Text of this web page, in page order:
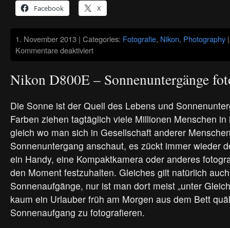
Facebook
X
1. November 2013 | Categories: Fotografie, Nikon, Photography
Kommentare deaktiviertfür
Nikon
Nikon D800E – Sonnenuntergänge
Die Sonne ist der Quell des Lebens und
Farben ziehen tagtäglich viele Millionen Menschen
gleich wo man sich in Gesellschaft anderer
Sonnenuntergang anschaut, es zückt immer wieder
ein Handy, eine Kompaktkamera oder anderes
den Moment festzuhalten. Gleiches gilt natürlich
Sonnenaufgänge, nur ist man dort meist „unter
kaum ein Urlauber früh am Morgen aus dem Bett
Sonnenaufgang zu fotografieren.